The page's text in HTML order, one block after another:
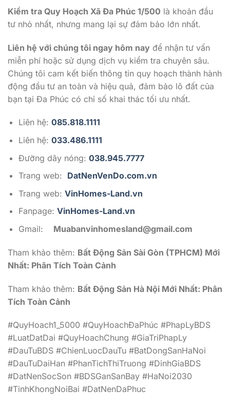
Kiểm tra Quy Hoạch Xã Đa Phúc 1/500 là khoản đầu
tư nhỏ nhất, nhưng mang lại sự đảm bảo lớn nhất.
Liên hệ với chúng tôi ngay hôm nay để nhận tư vấn
miễn phí hoặc sử dụng dịch vụ kiểm tra chuyên sâu.
Chúng tôi cam kết biến thông tin quy hoạch thành hành
động đầu tư an toàn và hiệu quả, đảm bảo lô đất của
bạn tại Đa Phúc có chỉ số khai thác tối ưu nhất.
Liên hệ: 085.818.1111
Liên hệ: 033.486.1111
Đường dây nóng: 038.945.7777
Trang web: DatNenVenDo.com.vn
Trang web: VinHomes-Land.vn
Fanpage: VinHomes-Land.vn
Gmail: Muabanvinhomesland@gmail.com
Tham khảo thêm: Bất Động Sản Sài Gòn (TPHCM) Mới
Nhất: Phân Tích Toàn Cảnh
Tham khảo thêm: Bất Động Sản Hà Nội Mới Nhất: Phân
Tích Toàn Cảnh
#QuyHoach1_5000 #QuyHoachĐaPhúc #PhapLyBDS
#LuatDatDai #QuyHoachChung #GiaTriPhapLy
#DauTuBDS #ChienLuocDauTu #BatDongSanHaNoi
#DauTuDaiHan #PhanTichThiTruong #DinhGiaBDS
#DatNenSocSon #BDSGanSanBay #HaNoi2030
#TinhKhongNoiBai #DatNenDaPhuc